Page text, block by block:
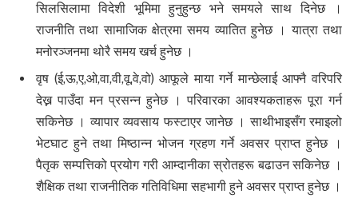
सिलसिलामा विदेशी भूमिमा हुनुहुन्छ भने समयले साथ दिनेछ ।
राजनीति तथा सामाजिक क्षेत्रमा समय व्यातित हुनेछ । यात्रा तथा
मनोरञ्जनमा थोरै समय खर्च हुनेछ ।
वृष (ई,ऊ,ए,ओ,वा,वी,वू,वे,वो) आफूले माया गर्ने मान्छेलाई आफ्नै वरिपरि
देख्न पाउँदा मन प्रसन्न हुनेछ । परिवारका आवश्यकताहरू पूरा गर्न
सकिनेछ । व्यापार व्यवसाय फस्टाएर जानेछ । साथीभाइसँग रमाइलो
भेटघाट हुने तथा मिष्ठान्न भोजन ग्रहण गर्ने अवसर प्राप्त हुनेछ ।
पैतृक सम्पत्तिको प्रयोग गरी आम्दानीका स्रोतहरू बढाउन सकिनेछ ।
शैक्षिक तथा राजनीतिक गतिविधिमा सहभागी हुने अवसर प्राप्त हुनेछ ।